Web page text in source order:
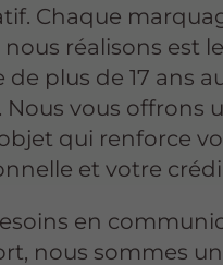
Chaque
réalisons est
plus de 17 ans
Nous vous offrons
qui renforce
et votre
en
nous sommes un